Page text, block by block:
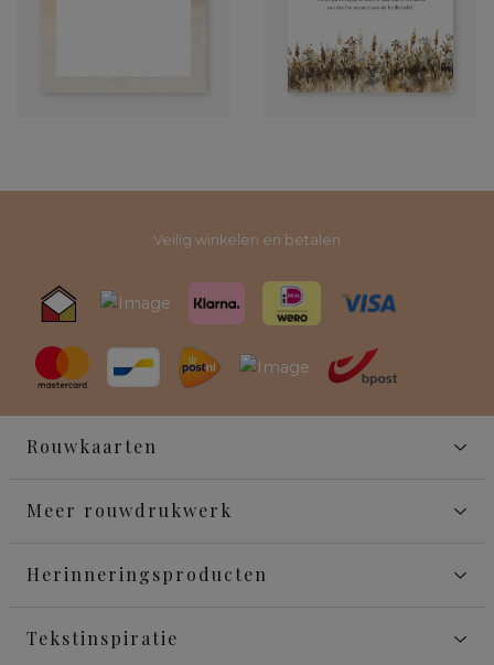
Veilig winkelen en betalen
Rouwkaarten
Meer rouwdrukwerk
Herinneringsproducten
Tekstinspiratie